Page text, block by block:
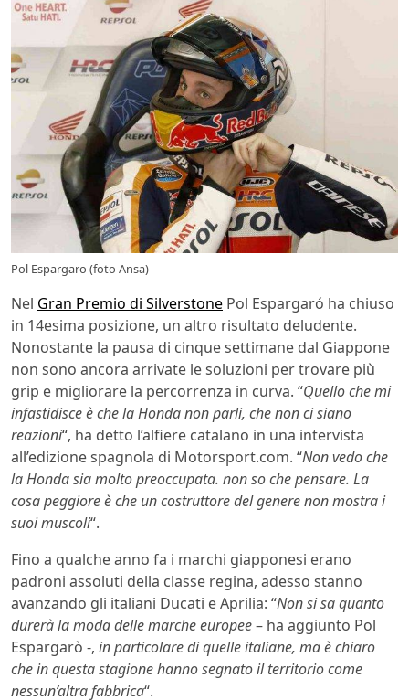
Pol Espargaro (foto Ansa)
Nel Gran Premio di Silverstone Pol Espargaró ha chiuso
in 14esima posizione, un altro risultato deludente.
Nonostante la pausa di cinque settimane dal Giappone
non sono ancora arrivate le soluzioni per trovare più
grip e migliorare la percorrenza in curva. “Quello che mi
infastidisce è che la Honda non parli, che non ci siano
reazioni“, ha detto l’alfiere catalano in una intervista
all’edizione spagnola di Motorsport.com. “Non vedo che
la Honda sia molto preoccupata. non so che pensare. La
cosa peggiore è che un costruttore del genere non mostra i
suoi muscoli“.
Fino a qualche anno fa i marchi giapponesi erano
padroni assoluti della classe regina, adesso stanno
avanzando gli italiani Ducati e Aprilia: “Non si sa quanto
durerà la moda delle marche europee– ha aggiunto Pol
Espargarò -, in particolare di quelle italiane, ma è chiaro
che in questa stagione hanno segnato il territorio come
nessun’altra fabbrica“.